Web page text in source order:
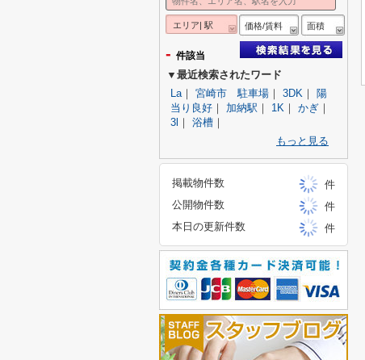
エリア| 駅 価格/賃料 面積
- 件該当
▼最近検索されたワード
La｜ 宮崎市 駐車場 ｜ 3DK ｜ 陽
当り良好 ｜ 加納駅 ｜ 1K ｜ かぎ ｜
3l ｜ 浴槽 ｜
もっと見る
掲載物件数
件
公開物件数
件
本日の更新件数
件